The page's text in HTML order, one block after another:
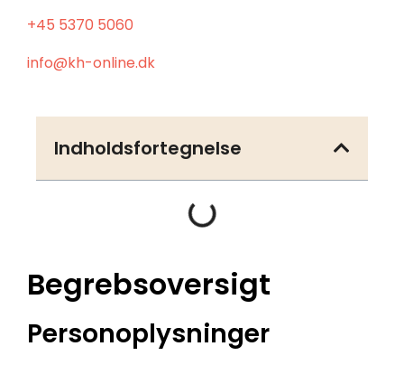
+45 5370 5060
info@kh-online.dk
Indholdsfortegnelse
Begrebsoversigt
Personoplysninger